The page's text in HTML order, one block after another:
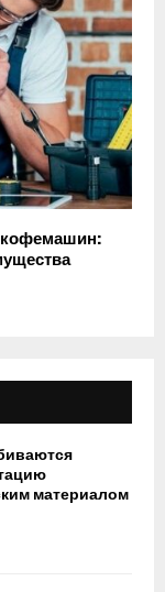
кофемашин:
материалом